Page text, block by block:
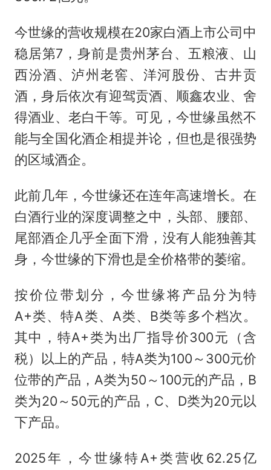
今世缘的营收规模在20家白酒上市公司中
稳居第7，身前是贵州茅台、五粮液、山
西汾酒、泸州老窖、洋河股份、古井贡
酒，身后依次有迎驾贡酒、顺鑫农业、舍
得酒业、老白干等。可见，今世缘虽然不
能与全国化酒企相提并论，但也是很强势
的区域酒企。
此前几年，今世缘还在连年高速增长。在
白酒行业的深度调整之中，头部、腰部、
尾部酒企几乎全面下滑，没有人能独善其
身，今世缘的下滑也是全价格带的萎缩。
按价位带划分，今世缘将产品分为特
A+类、特A类、A类、B类等多个档次。
其中，特A+类为出厂指导价300元（含
税）以上的产品，特A类为100～300元价
位带的产品，A类为50～100元的产品，B
类为20～50元的产品，C、D类为20元以
下产品。
2025年，今世缘特A+类营收62.25亿